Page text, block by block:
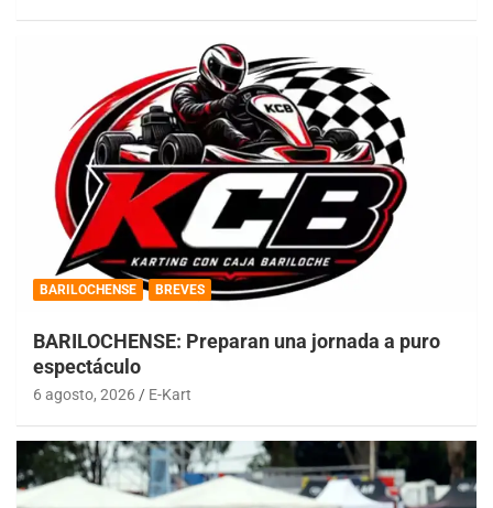
BARILOCHENSE BREVES
BARILOCHENSE: Preparan una jornada a puro
espectáculo
6 agosto, 2026 E-Kart